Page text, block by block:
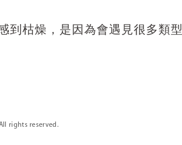
到枯燥，是因為會遇見很多類
All rights reserved.